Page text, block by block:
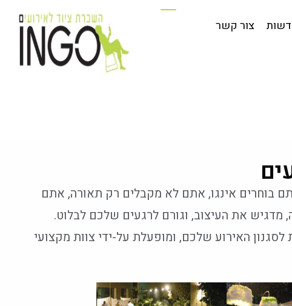
צור קשר
טיפים וחדשות
בוחרים אינגו, אתם לא מקבלים רק תאורה, אתם
את העיצוב, וגורם לרגעים שלכם לבלוט.
האירוע שלכם, ומופעלת על-ידי צוות מקצועי